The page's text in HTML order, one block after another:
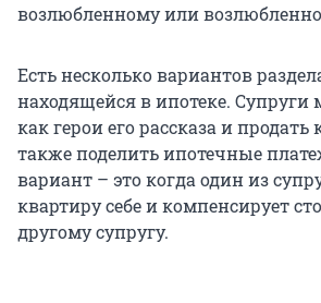
возлюбленному или
Есть несколько вариантов
находящейся в ипотеке. Супруги
как герои его рассказа и
также поделить ипотечные
вариант – это когда один из
квартиру себе и компенсирует
другому супругу.